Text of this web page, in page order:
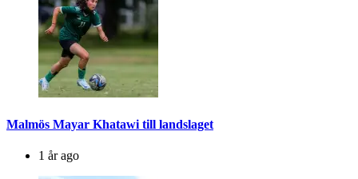
Malmös Mayar Khatawi till landslaget
1 år ago